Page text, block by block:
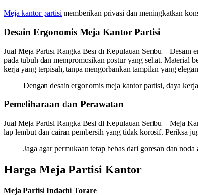
Meja kantor partisi memberikan privasi dan meningkatkan
Desain Ergonomis Meja Kantor Partisi
Jual Meja Partisi Rangka Besi di Kepulauan Seribu – Desain
pada tubuh dan mempromosikan postur yang sehat. Material
kerja yang terpisah, tanpa mengorbankan tampilan yang
Dengan desain ergonomis meja kantor partisi, daya
Pemeliharaan dan Perawatan
Jual Meja Partisi Rangka Besi di Kepulauan Seribu – Meja
lap lembut dan cairan pembersih yang tidak korosif. Periksa
Jaga agar permukaan tetap bebas dari goresan dan
Harga Meja Partisi Kantor
Meja Partisi Indachi Torare